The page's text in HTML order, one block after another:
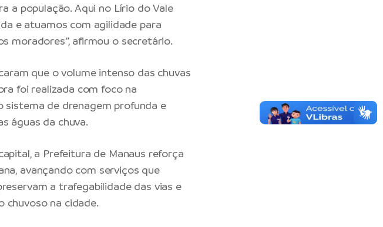
a população. Aqui no Lírio do Vale
e atuamos com agilidade para
moradores”, afirmou o secretário.
que o volume intenso das chuvas
foi realizada com foco na
sistema de drenagem profunda e
águas da chuva.
a Prefeitura de Manaus reforça
avançando com serviços que
a trafegabilidade das vias e
chuvoso na cidade.